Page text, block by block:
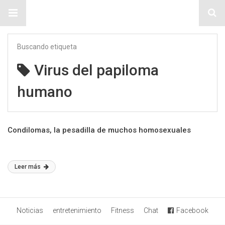
Buscando etiqueta
Virus del papiloma
humano
Condilomas, la pesadilla de muchos homosexuales
Leer más
Noticias entretenimiento Fitness Chat Facebook